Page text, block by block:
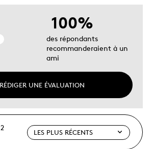
UNE ÉVALUATION
100%
des répondants
recommanderaient à un
ami